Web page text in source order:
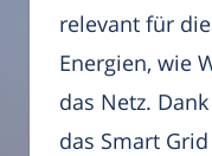
relevant für
Energien, wie
das Netz.
das Smart